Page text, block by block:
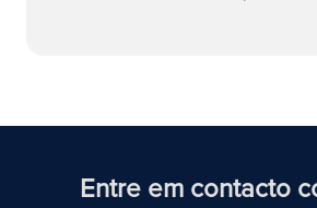
Entre em contacto